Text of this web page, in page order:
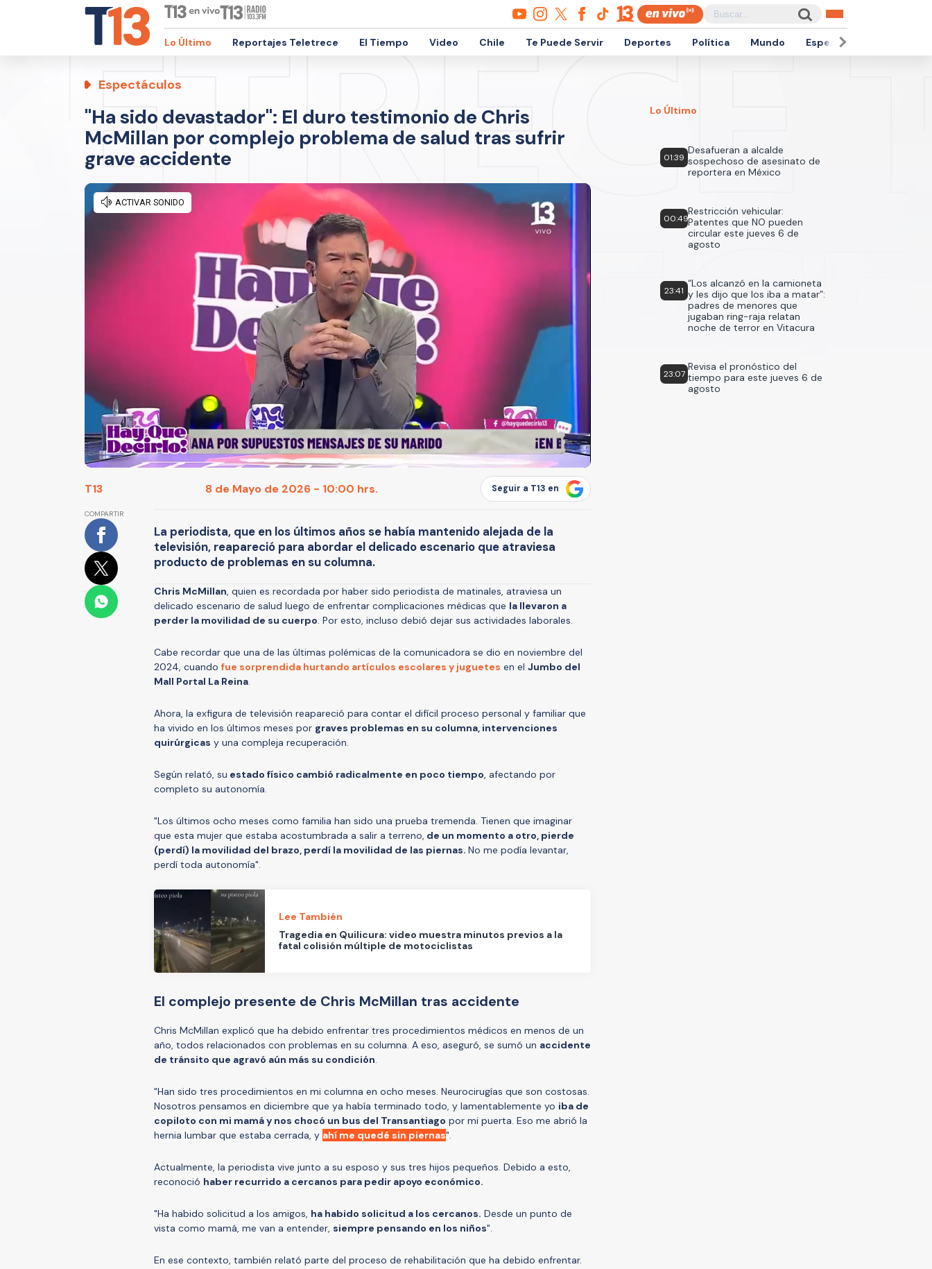
Lo Último Reportajes Teletrece El Tiempo Video Chile Te Puede Servir Deportes Política Mundo Espectáculos
Espectáculos
"Ha sido devastador": El duro testimonio de Chris
McMillan por complejo problema de salud tras sufrir
grave accidente
T13 8 de Mayo de 2026 - 10:00 hrs. Seguir a T13 en
COMPARTIR
La periodista, que en los últimos años se había mantenido alejada de la
televisión, reapareció para abordar el delicado escenario que atraviesa
producto de problemas en su columna.
Chris McMillan, quien es recordada por haber sido periodista de matinales, atraviesa un
delicado escenario de salud luego de enfrentar complicaciones médicas que la llevaron a
perder la movilidad de su cuerpo. Por esto, incluso debió dejar sus actividades laborales.
Cabe recordar que una de las últimas polémicas de la comunicadora se dio en noviembre del
2024, cuando fue sorprendida hurtando artículos escolares y juguetes en el Jumbo del
Mall Portal La Reina.
Ahora, la exfigura de televisión reapareció para contar el difícil proceso personal y familiar que
ha vivido en los últimos meses por graves problemas en su columna, intervenciones
quirúrgicas y una compleja recuperación.
Según relató, su estado físico cambió radicalmente en poco tiempo, afectando por
completo su autonomía.
"Los últimos ocho meses como familia han sido una prueba tremenda. Tienen que imaginar
que esta mujer que estaba acostumbrada a salir a terreno, de un momento a otro, pierde
(perdí) la movilidad del brazo, perdí la movilidad de las piernas. No me podía levantar,
perdí toda autonomía".
Lee También
Tragedia en Quilicura: video muestra minutos previos a la
fatal colisión múltiple de motociclistas
El complejo presente de Chris McMillan tras accidente
Chris McMillan explicó que ha debido enfrentar tres procedimientos médicos en menos de un
año, todos relacionados con problemas en su columna. A eso, aseguró, se sumó un accidente
de tránsito que agravó aún más su condición.
"Han sido tres procedimientos en mi columna en ocho meses. Neurocirugías que son costosas.
Nosotros pensamos en diciembre que ya había terminado todo, y lamentablemente yo iba de
copiloto con mi mamá y nos chocó un bus del Transantiago por mi puerta. Eso me abrió la
hernia lumbar que estaba cerrada, y ahí me quedé sin piernas".
Actualmente, la periodista vive junto a su esposo y sus tres hijos pequeños. Debido a esto,
reconoció haber recurrido a cercanos para pedir apoyo económico.
"Ha habido solicitud a los amigos, ha habido solicitud a los cercanos. Desde un punto de
vista como mamá, me van a entender, siempre pensando en los niños".
En ese contexto, también relató parte del proceso de rehabilitación que ha debido enfrentar.
Lo Último
01:39
Desafueran a alcalde
sospechoso de asesinato de
reportera en México
00:49
Restricción vehicular:
Patentes que NO pueden
circular este jueves 6 de
agosto
23:41
“Los alcanzó en la camioneta
y les dijo que los iba a matar”:
padres de menores que
jugaban ring-raja relatan
noche de terror en Vitacura
23:07
Revisa el pronóstico del
tiempo para este jueves 6 de
agosto